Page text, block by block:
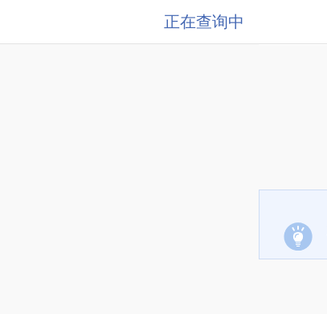
正在查询中